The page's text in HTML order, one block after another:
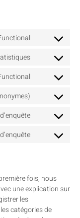
fois, nous
une explication sur
les
catégories de